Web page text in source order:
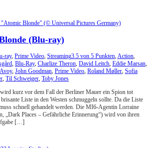
(Blu-ray)
ray, Prime Video, Streaming3.5 von 5 Punkten,Action,
, Blu-Ray, Charlize Theron, David Leitch, Eddie Marsan,
, John Goodman, Prime Video, Roland Møller, Sofia
, Til Schweiger, Toby Jones
kurz vor dem Fall der Berliner Mauer ein Spion tot
Liste in den Westen schmuggeln sollte. Da die Liste
schnell gehandelt werden. Die MI6-Agentin Lorraine
„Dark Places – Gefährliche Erinnerung“) wird von ihren
[…]